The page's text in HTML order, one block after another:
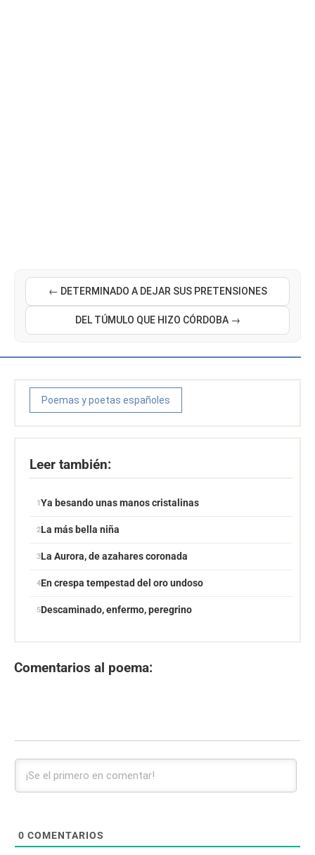
← DETERMINADO A DEJAR SUS PRETENSIONES
DEL TÚMULO QUE HIZO CÓRDOBA →
Poemas y poetas españoles
Leer también:
Ya besando unas manos cristalinas
La más bella niña
La Aurora, de azahares coronada
En crespa tempestad del oro undoso
Descaminado, enfermo, peregrino
Comentarios al poema:
0 COMENTARIOS